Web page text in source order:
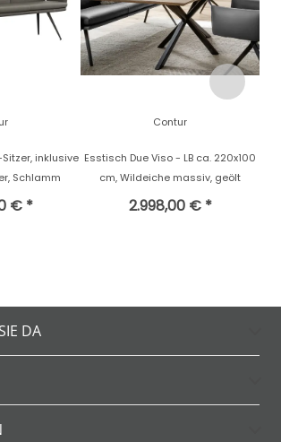
inklusive
Schlamm
€ *
Contur
Esstisch Due Viso - LB ca. 220x100
cm, Wildeiche massiv, geölt
2.998,00 € *
DA